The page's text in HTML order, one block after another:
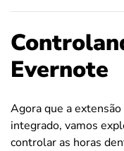
Evernote
Agora que a
integrado, vamos
controlar as horas